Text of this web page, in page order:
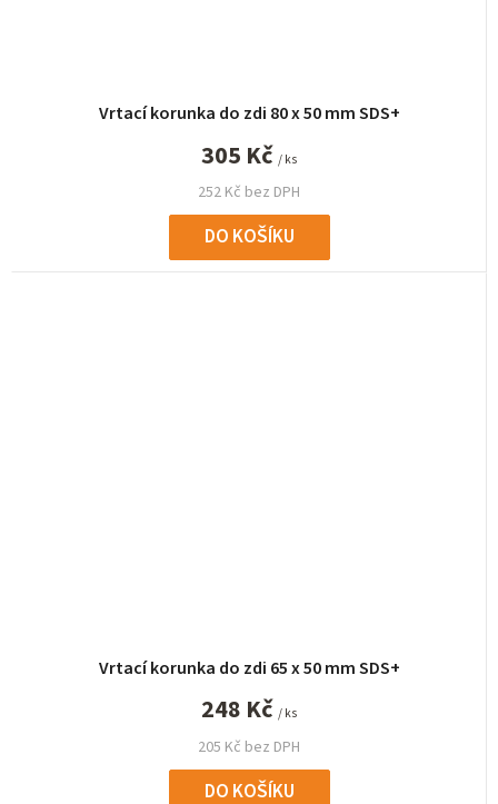
Vrtací korunka do zdi 80 x 50 mm SDS+
252 Kč bez DPH
305 Kč / ks
DO KOŠÍKU
Vrtací korunka do zdi 65 x 50 mm SDS+
205 Kč bez DPH
248 Kč / ks
DO KOŠÍKU